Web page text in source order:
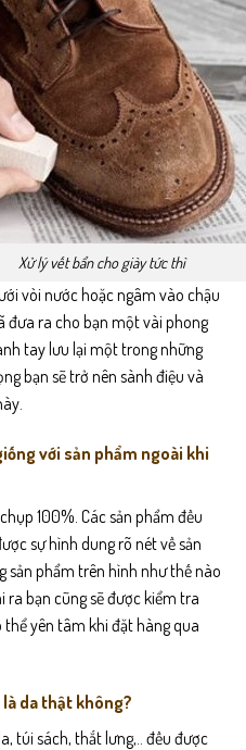
Xử lý vết bẩn cho giày tức thì
vòi nước hoặc ngâm vào chậu
đưa ra cho bạn một vài phong
tay lưu lại một trong những
bạn sẽ trở nên sành điệu và
với sản phẩm ngoài khi
100%. Các sản phẩm đều
sự hình dung rõ nét về sản
sản phẩm trên hình như thế nào
ra bạn cũng sẽ được kiểm tra
yên tâm khi đặt hàng qua
là da thật không?
túi sách, thắt lưng,.. đều được